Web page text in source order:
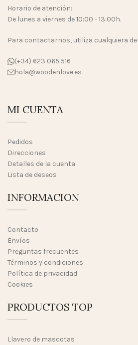
Horario de atención:
De lunes a viernes de 10:00 - 13:00h.
Para contactarnos, utiliza cualquiera
(+34) 623 065 516
hola@woodenlove.es
MI CUENTA
Pedidos
Direcciones
Detalles de la cuenta
Lista de deseos
INFORMACION
Contacto
Envíos
Preguntas frecuentes
Términos y condiciones
Política de privacidad
Cookies
PRODUCTOS TOP
Llavero de mascotas